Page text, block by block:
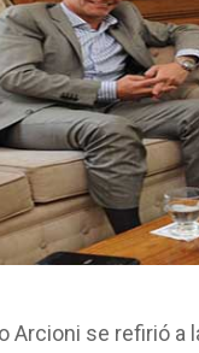
Arcioni se refirió